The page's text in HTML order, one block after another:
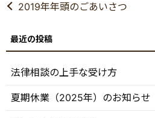
2019年年頭のごあいさつ
法律相談の上手な受け方
夏期休業（2025年）のお知らせ